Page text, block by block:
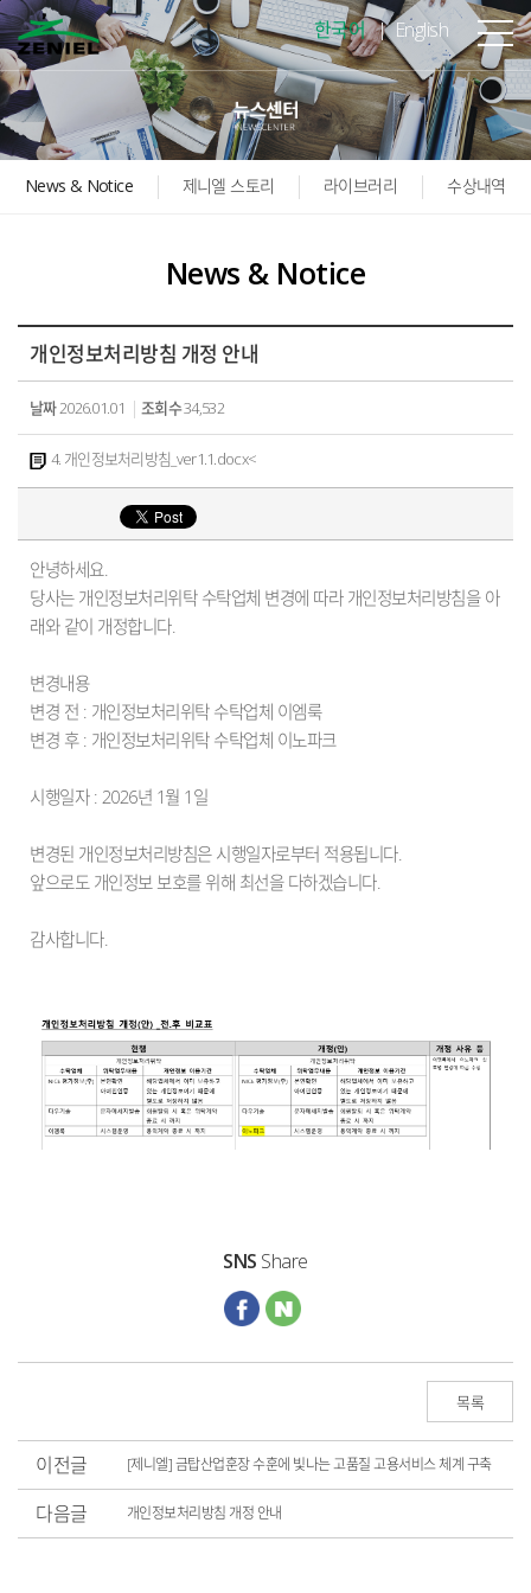
본문바로가기
한국어 English
News & Notice 제니엘 스토리 라이브러리 수상내역
News & Notice
개인정보처리방침 개정 안내
날짜2026.01.01 조회수34,532
4. 개인정보처리방침_ver1.1.docx<
안녕하세요.
당사는 개인정보처리위탁 수탁업체 변경에 따라 개인정보처리방침을 아
래와 같이 개정합니다.
변경내용
변경 전 : 개인정보처리위탁 수탁업체 이엠룩
변경 후 : 개인정보처리위탁 수탁업체 이노파크
시행일자 : 2026년 1월 1일
변경된 개인정보처리방침은 시행일자로부터 적용됩니다.
앞으로도 개인정보 보호를 위해 최선을 다하겠습니다.
감사합니다.
SNS Share
목록
이전글 [제니엘] 금탑산업훈장 수훈에 빛나는 고품질 고용서비스 체계 구축
다음글 개인정보처리방침 개정 안내